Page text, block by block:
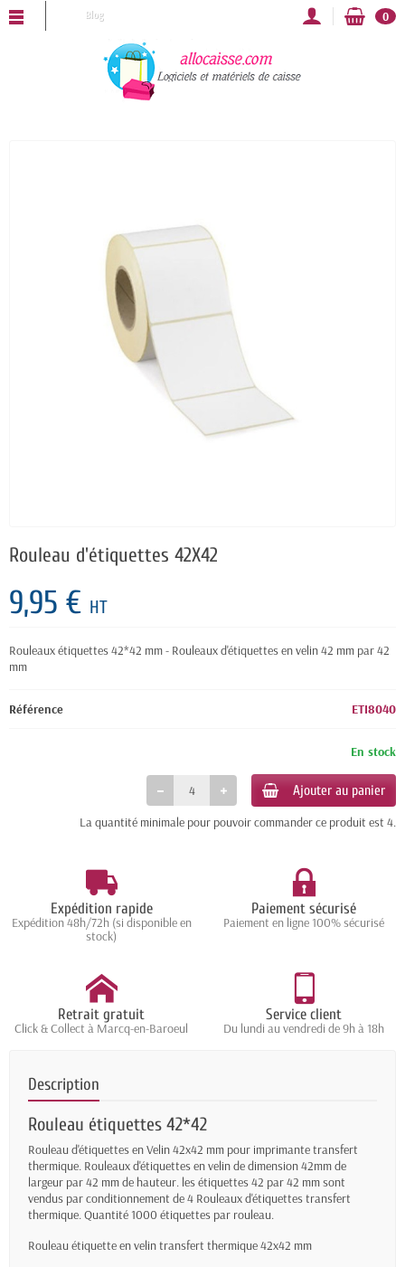
Blog 0
vous souhaite une bonne année 2025 !
Rouleau d'étiquettes 42X42
9,95 € HT
Rouleaux étiquettes 42*42 mm - Rouleaux d'étiquettes en velin 42 mm par 42
mm
Référence ETI8040
En stock
Ajouter au panier
La quantité minimale pour pouvoir commander ce produit est 4.
Expédition rapide
Expédition 48h/72h (si disponible en
stock)
Paiement sécurisé
Paiement en ligne 100% sécurisé
Retrait gratuit
Click & Collect à Marcq-en-Baroeul
Service client
Du lundi au vendredi de 9h à 18h
Description
Rouleau étiquettes 42*42
Rouleau d'étiquettes en Velin 42x42 mm pour imprimante transfert
thermique. Rouleaux d'étiquettes en velin de dimension 42mm de
largeur par 42 mm de hauteur. les étiquettes 42 par 42 mm sont
vendus par conditionnement de 4 Rouleaux d'étiquettes transfert
thermique. Quantité 1000 étiquettes par rouleau.
Rouleau étiquette en velin transfert thermique 42x42 mm